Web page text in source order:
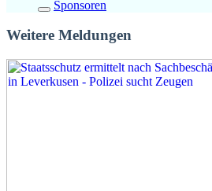
Sponsoren
Weitere Meldungen